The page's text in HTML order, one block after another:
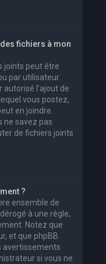
fichiers à mon
joints peut être
par utilisateur.
autorisé l’ajout de
vous postez,
en joindre.
ne savez pas
de fichiers joints
?
ensemble de
à une règle,
Notez que
et que phpBB
avertissements
si vous ne